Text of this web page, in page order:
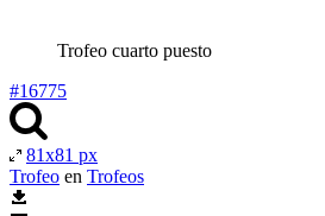
Trofeo cuarto puesto
#16775
81x81 px
Trofeo en Trofeos